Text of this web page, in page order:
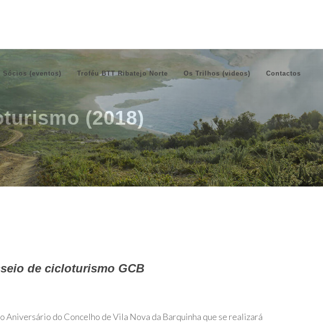
Sócios (eventos) Troféu BTT Ribatejo Norte Os Trilhos (videos) Contactos
(2018)
de cicloturismo GCB
Aniversário do Concelho de Vila Nova da Barquinha que se realizará